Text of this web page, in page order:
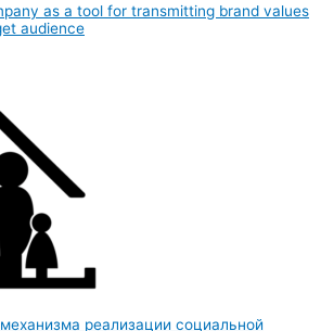
as a tool for transmitting brand values
audience
реализации социальной